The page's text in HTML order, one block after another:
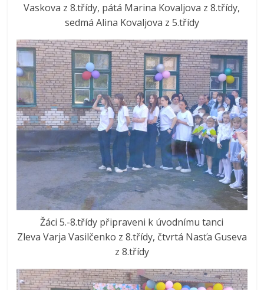
Vaskova z 8.třídy, pátá Marina Kovaljova z 8.třídy,
sedmá Alina Kovaljova z 5.třídy
Žáci 5.-8.třídy připraveni k úvodnímu tanci
Zleva Varja Vasilčenko z 8.třídy, čtvrtá Nasťa Guseva
z 8.třídy